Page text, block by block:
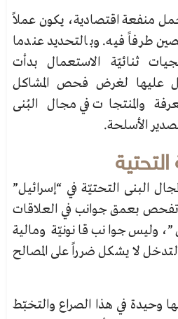
منفعة اقتصادية، يكون عملاً
طرفاً فيه. وبالتحديد عندما
ثنائيّة الاستعمال بدأت
عليها لغرض فحص المشاكل
والمنتجات في مجال البُنى
الأسلحة.
البنى التحتيّة في “إسرائيل”
تفحص بعمق جوانب في العلاقات
وليس جوانب قانونيّة ومالية
لا يشكل ضرراً على المصالح
وحيدة في هذا الصراع والتخبّط